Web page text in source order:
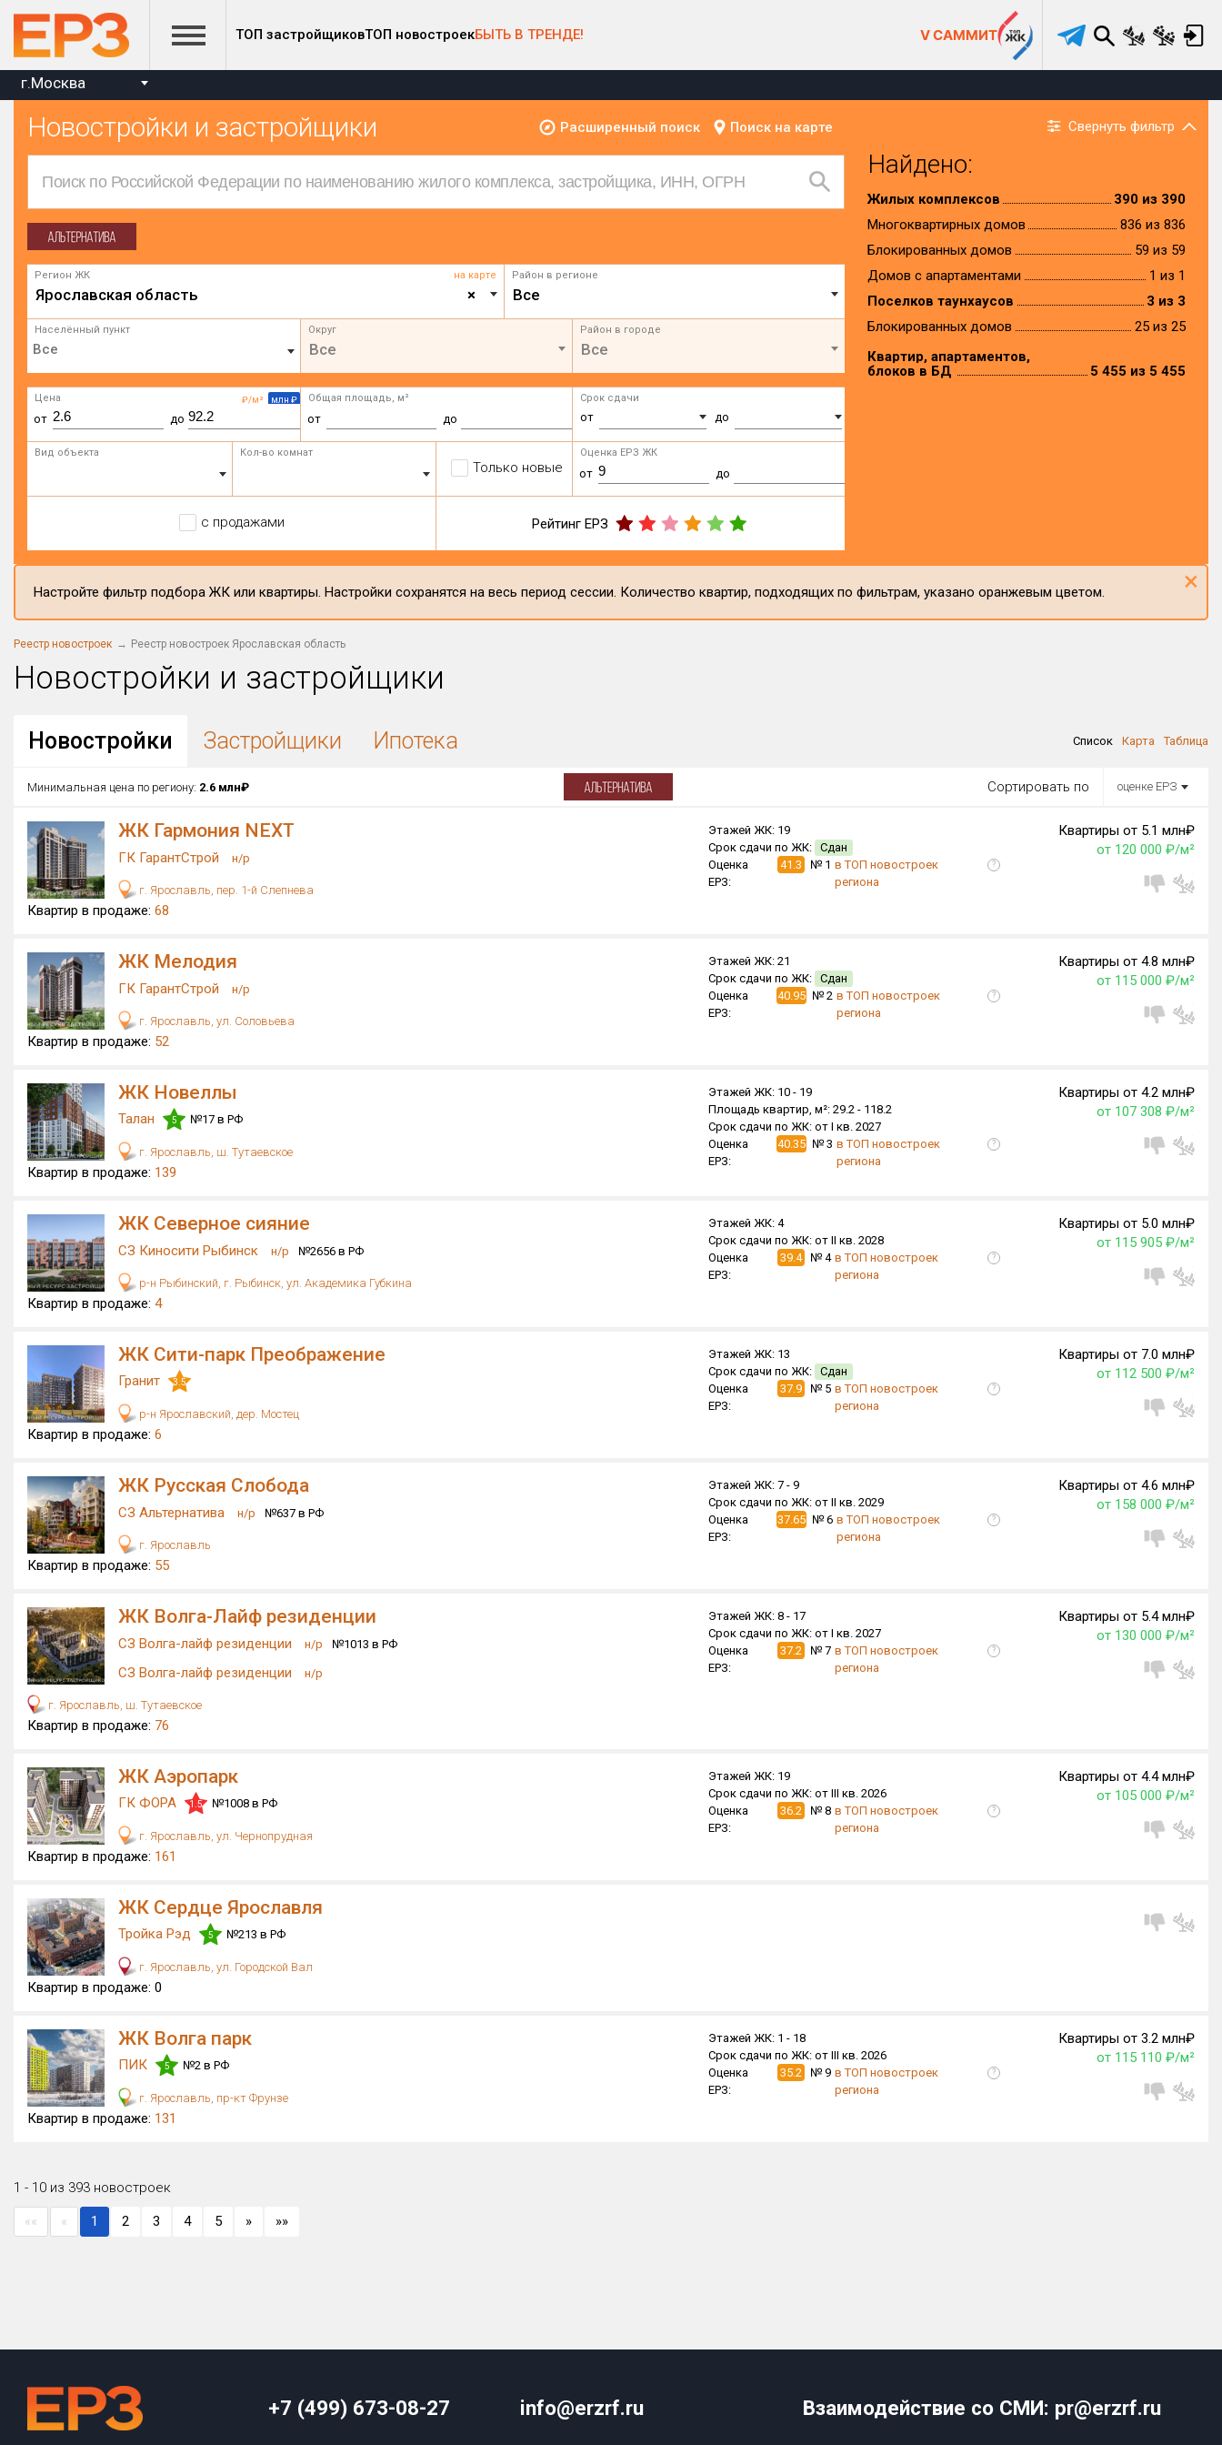
ТОП застройщиковТОП новостроекБЫТЬ В ТРЕНДЕ! V САММИТ
г.Москва
Новостройки и застройщики Расширенный поиск Поиск на карте Свернуть фильтр
Регион ЖК на карте
×
Ярославская область
Район в регионе
Все
Населённый пункт Округ
Все
Район в городе
Все
₽/м² млн ₽
Цена
от до
Общая площадь, м²
от до
Срок сдачи
от до
Вид объекта Кол-во комнат
Только новые
Оценка ЕРЗ ЖК
от до
с продажами Рейтинг ЕРЗ
Найдено:
Жилых комплексов
390 из 390
Многоквартирных домов
836 из 836
Блокированных домов
59 из 59
Домов с апартаментами
1 из 1
Поселков таунхаусов
3 из 3
Блокированных домов
25 из 25
Квартир, апартаментов,
блоков в БД
5 455 из 5 455
Настройте фильтр подбора ЖК или квартиры. Настройки сохранятся на весь период сессии. Количество квартир, подходящих по фильтрам, указано оранжевым цветом. ×
Реестр новостроек Реестр новостроек Ярославская область
Новостройки и застройщики
Новостройки Застройщики Ипотека Список Карта Таблица
Минимальная цена по региону: 2.6 млн₽ Сортировать по оценке ЕРЗ
ЖК Гармония NEXT
ГК ГарантСтрой н/р
г. Ярославль, пер. 1-й Слепнева
Квартир в продаже: 68
Этажей ЖК: 19
Срок сдачи по ЖК: Сдан
Оценка
ЕРЗ:
41.3 № 1 в ТОП новостроек
региона
?
Квартиры от 5.1 млн₽
от 120 000 ₽/м²
ЖК Мелодия
ГК ГарантСтрой н/р
г. Ярославль, ул. Соловьева
Квартир в продаже: 52
Этажей ЖК: 21
Срок сдачи по ЖК: Сдан
Оценка
ЕРЗ:
40.95 № 2 в ТОП новостроек
региона
?
Квартиры от 4.8 млн₽
от 115 000 ₽/м²
ЖК Новеллы
Талан 5 №17 в РФ
г. Ярославль, ш. Тутаевское
Квартир в продаже: 139
Этажей ЖК: 10 - 19
Площадь квартир, м²: 29.2 - 118.2
Срок сдачи по ЖК: от I кв. 2027
Оценка
ЕРЗ:
40.35 № 3 в ТОП новостроек
региона
?
Квартиры от 4.2 млн₽
от 107 308 ₽/м²
ЖК Северное сияние
СЗ Киносити Рыбинск н/р №2656 в РФ
р-н Рыбинский, г. Рыбинск, ул. Академика Губкина
Квартир в продаже: 4
Этажей ЖК: 4
Срок сдачи по ЖК: от II кв. 2028
Оценка
ЕРЗ:
39.4 № 4 в ТОП новостроек
региона
?
Квартиры от 5.0 млн₽
от 115 905 ₽/м²
ЖК Сити-парк Преображение
Гранит 3.5
р-н Ярославский, дер. Мостец
Квартир в продаже: 6
Этажей ЖК: 13
Срок сдачи по ЖК: Сдан
Оценка
ЕРЗ:
37.9 № 5 в ТОП новостроек
региона
?
Квартиры от 7.0 млн₽
от 112 500 ₽/м²
ЖК Русская Слобода
СЗ Альтернатива н/р №637 в РФ
г. Ярославль
Квартир в продаже: 55
Этажей ЖК: 7 - 9
Срок сдачи по ЖК: от II кв. 2029
Оценка
ЕРЗ:
37.65 № 6 в ТОП новостроек
региона
?
Квартиры от 4.6 млн₽
от 158 000 ₽/м²
ЖК Волга-Лайф резиденции
СЗ Волга-лайф резиденции н/р №1013 в РФ
СЗ Волга-лайф резиденции н/р
г. Ярославль, ш. Тутаевское
Квартир в продаже: 76
Этажей ЖК: 8 - 17
Срок сдачи по ЖК: от I кв. 2027
Оценка
ЕРЗ:
37.2 № 7 в ТОП новостроек
региона
?
Квартиры от 5.4 млн₽
от 130 000 ₽/м²
ЖК Аэропарк
ГК ФОРА 1.5 №1008 в РФ
г. Ярославль, ул. Чернопрудная
Квартир в продаже: 161
Этажей ЖК: 19
Срок сдачи по ЖК: от III кв. 2026
Оценка
ЕРЗ:
36.2 № 8 в ТОП новостроек
региона
?
Квартиры от 4.4 млн₽
от 105 000 ₽/м²
ЖК Сердце Ярославля
Тройка Рэд 5 №213 в РФ
г. Ярославль, ул. Городской Вал
Квартир в продаже: 0
ЖК Волга парк
ПИК 5 №2 в РФ
г. Ярославль, пр-кт Фрунзе
Квартир в продаже: 131
Этажей ЖК: 1 - 18
Срок сдачи по ЖК: от III кв. 2026
Оценка
ЕРЗ:
35.2 № 9 в ТОП новостроек
региона
?
Квартиры от 3.2 млн₽
от 115 110 ₽/м²
1 - 10 из 393 новостроек
«« « 1 2 3 4 5 » »»
+7 (499) 673-08-27 info@erzrf.ru Взаимодействие со СМИ: pr@erzrf.ru